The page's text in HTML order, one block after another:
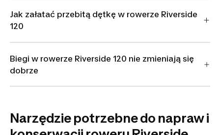
Jak załatać przebitą dętkę w rowerze Riverside
120
Biegi w rowerze Riverside 120 nie zmieniają się
dobrze
Narzędzie potrzebne do napraw i